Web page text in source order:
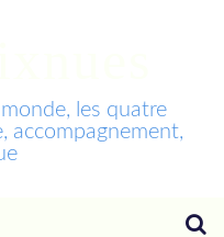
les quatre
accompagnement,